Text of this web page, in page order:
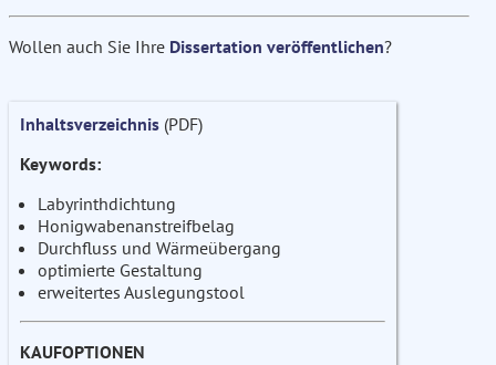
Wollen auch Sie Ihre Dissertation veröffentlichen?
Inhaltsverzeichnis (PDF)
Keywords:
Labyrinthdichtung
Honigwabenanstreifbelag
Durchfluss und Wärmeübergang
optimierte Gestaltung
erweitertes Auslegungstool
KAUFOPTIONEN